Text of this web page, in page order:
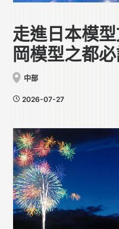
走進日本模
岡模型之都
中部
2026-07-27